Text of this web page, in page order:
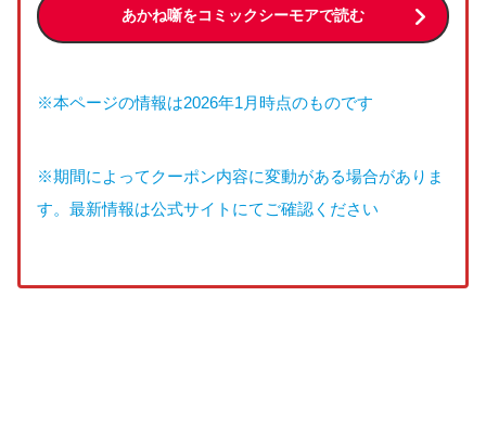
あかね噺をコミックシーモアで読む
※本ページの情報は2026年1月時点のものです
※期間によってクーポン内容に変動がある場合がありま
す。最新情報は公式サイトにてご確認ください